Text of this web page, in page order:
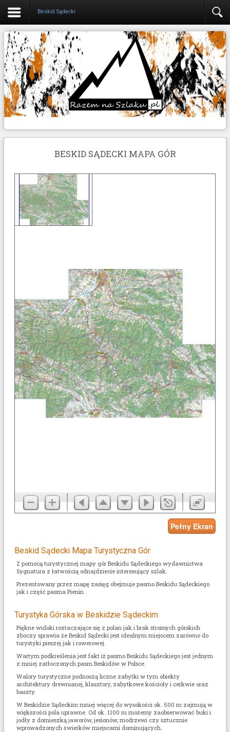
Beskid Sądecki
BESKID SĄDECKI MAPA GÓR
Beskid Sądecki Mapa Turystyczna Gór
Z pomocą turystycznej mapy gór Beskidu Sądeckiego wydawnictwa
Sygnatura z łatwością odnajdziecie interesujący szlak.
Prezentowany przez mapę zasięg obejmuje pasmo Beskidu Sądeckiego
jak i część pasma Pienin .
Turystyka Górska w Beskidzie Sądeckim
Piękne widoki roztaczające się z polan jak i brak stromych górskich
zboczy sprawia że Beskid Sądecki jest idealnym miejscem zarówno do
turystyki pieszej jak i rowerowej.
Wartym podkreślenia jest fakt iż pasmo Beskidu Sądeckiego jest jednym
z mniej zatłoczonych pasm Beskidów w Polsce.
Walory turystyczne podnoszą liczne zabytki w tym obiekty
architektury drewnianej, klasztory, zabytkowe kościoły i cerkwie oraz
baszty.
W Beskidzie Sądeckim mniej więcej do wysokości ok. 500 m zajmują w
większości pola uprawne. Od ok. 1100 m możemy zaobserwować buki i
jodły z domieszką jaworów, jesionów, modrzewi czy sztucznie
wprowadzonych świerków miejscami dominujących.